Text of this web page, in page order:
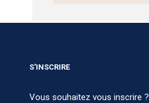
S'INSCRIRE
Vous souhaitez vous inscrire ?